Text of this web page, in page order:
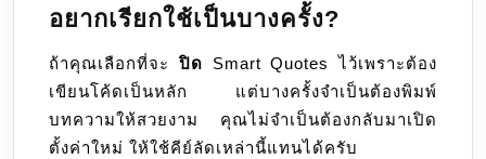
อยากเรียกใช้เป็นบางครั้ง?
ถ้าคุณเลือกที่จะปิด Smart Quotes ไว้เพราะต้อง
เขียนโค้ดเป็นหลัก แต่บางครั้งจำเป็นต้องพิมพ์
บทความให้สวยงาม คุณไม่จำเป็นต้องกลับมาเปิด
ตั้งค่าใหม่ ให้ใช้คีย์ลัดเหล่านี้แทนได้ครับ